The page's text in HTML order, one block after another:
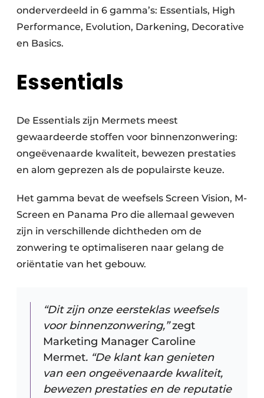
onderverdeeld in 6 gamma’s: Essentials, High
Performance, Evolution, Darkening, Decorative
en Basics.
Essentials
De Essentials zijn Mermets meest
gewaardeerde stoffen voor binnenzonwering:
ongeëvenaarde kwaliteit, bewezen prestaties
en alom geprezen als de populairste keuze. ​
Het gamma bevat de weefsels Screen Vision, M-
Screen en Panama Pro die allemaal geweven
zijn in verschillende dichtheden om de
zonwering te optimaliseren naar gelang de
oriëntatie van het gebouw.
“Dit zijn onze eersteklas weefsels
voor binnenzonwering,”zegt
Marketing Manager Caroline
Mermet. “De klant kan genieten
van een ongeëvenaarde kwaliteit,
bewezen prestaties en de reputatie